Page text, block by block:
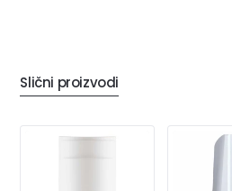
Slični proizvodi